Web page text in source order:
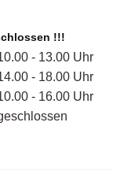
!!!
- 13.00 Uhr
- 18.00 Uhr
- 16.00 Uhr